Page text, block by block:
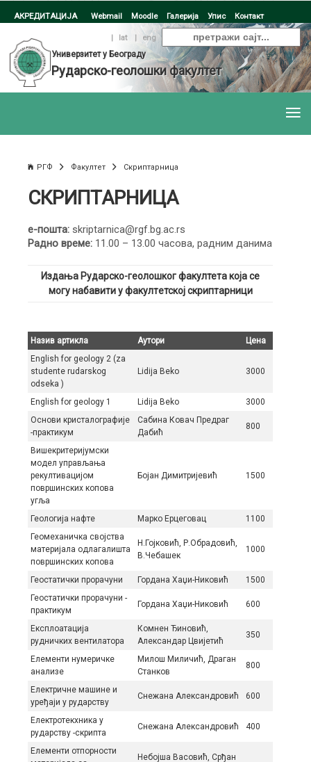
АКРЕДИТАЦИЈА Webmail Moodle Галерија Упис Контакт
| lat |
eng
Универзитет у Београду
Рударско-геолошки факултет
РГФ Факултет Скриптарница
СКРИПТАРНИЦА
е-пошта: skriptarnica@rgf.bg.ac.rs
Радно време: 11.00 – 13.00 часова, радним данима
Издaњa Рударско-геолошког факултета која сe
мoгу нaбaвити у фaкултeтскoj скриптарници
Нaзив aртиклa Aутoри
Цeнa
English for geology 2 (za
studente rudarskog
odseka )
Lidija Beko 3000
English for geology 1 Lidija Beko
3000
Oснови кристалографије
-практикум
Сабина Ковач Предраг
Дабић
800
Вишекритеријумски
модел управљања
рекултивацијом
површинских копова
угља
Бојан Димитријевић 1500
Геологија нафте Марко Ерцеговац
1100
Геомеханичка својства
материјала одлагалишта
површинских копова
Н.Гојковић, Р.Обрадовић,
В.Чебашек
1000
Геостатички прорачуни Гордана Хаџи-Никовић
1500
Геостатички прорачуни -
практикум
Гордана Хаџи-Никовић 600
Експлоатација
рудничких вентилатора
Комнен Ђиновић,
Александар Цвијетић
350
Елeмeнти нумeричкe
aнaлизe
Милош Mиличић, Драган
Стaнкoв
800
Електричне машине и
уређаји у рударству
Снежана Александровић 600
Електротекхника у
рударству -скрипта
Снежана Александровић 400
Елементи отпорности
Небојша Васовић, Срђан